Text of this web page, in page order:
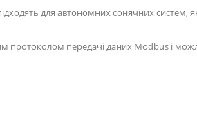
для автономних сонячних систем,
протоколом передачі даних Modbus і